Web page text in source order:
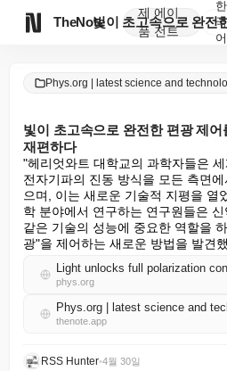
TheNote
제
품
에이
전트
한
국
어
Phys.org | latest science and
빛이 초고속으로 완전한 편광 제
재편하다
"헤리엇와트 대학교의 과학자들은
전자기파의 진동 방식을 모든 측면
으며, 이는 새로운 기술적 지평을 열
학 분야에서 연구하는 연구원들은
같은 기술의 성능에 중요한 역할을
광"을 제어하는 새로운 방법을 발견
phys.org
thenote.app
RSS Hunter•4월 30일